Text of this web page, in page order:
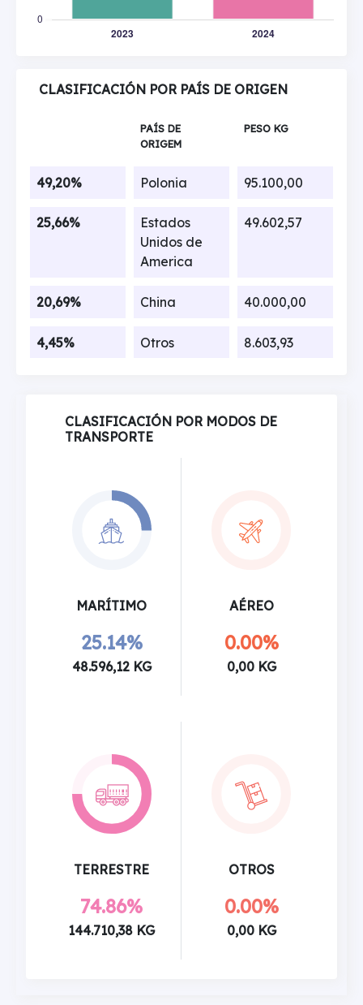
CLASIFICACIÓN POR PAÍS DE ORIGEN
PAÍS DE
ORIGEM
PESO KG
49,20% Polonia 95.100,00
25,66%
Estados
Unidos de
America
49.602,57
20,69% China 40.000,00
4,45% Otros 8.603,93
CLASIFICACIÓN POR MODOS DE
TRANSPORTE
MARÍTIMO
25.14%
48.596,12 KG
AÉREO
0.00%
0,00 KG
TERRESTRE
74.86%
144.710,38 KG
OTROS
0.00%
0,00 KG